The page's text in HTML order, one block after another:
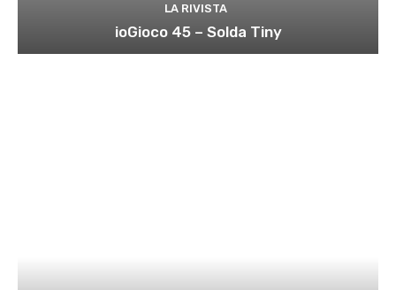
LA RIVISTA
ioGioco 45 – Solda Tiny